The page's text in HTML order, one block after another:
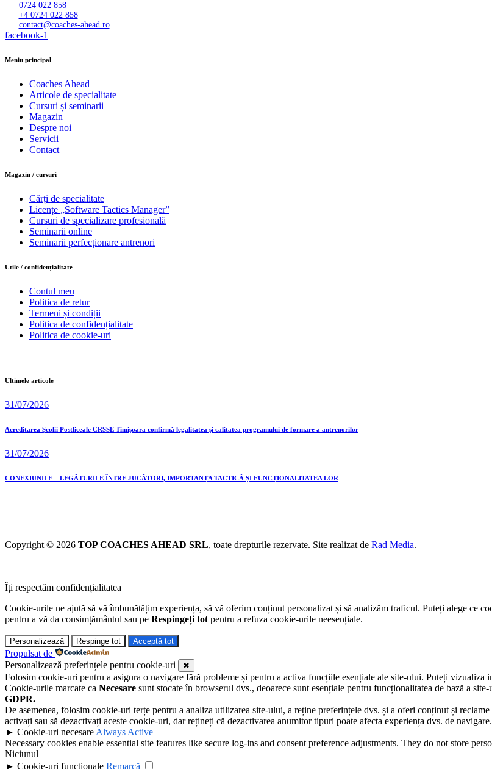
0724 022 858
+4 0724 022 858
contact@coaches-ahead.ro
facebook-1
Meniu principal
Coaches Ahead
Articole de specialitate
Cursuri și seminarii
Magazin
Despre noi
Servicii
Contact
Magazin / cursuri
Cărți de specialitate
Licențe „Software Tactics Manager”
Cursuri de specializare profesională
Seminarii online
Seminarii perfecționare antrenori
Utile / confidențialitate
Contul meu
Politica de retur
Termeni și condiții
Politica de confidențialitate
Politica de cookie-uri
Ultimele articole
31/07/2026
Acreditarea Școlii Postliceale CRSSE Timișoara confirmă legalitatea și calitatea programului de formare a antrenorilor
31/07/2026
CONEXIUNILE – LEGĂTURILE ÎNTRE JUCĂTORI, IMPORTANȚA TACTICĂ ȘI FUNCȚIONALITATEA LOR
Copyright © 2026 TOP COACHES AHEAD SRL, toate drepturile rezervate. Site realizat de Rad Media.
Îți respectăm confidențialitatea
Cookie-urile ne ajută să vă îmbunătățim experiența, să vă oferim conținut personalizat și să analizăm traficul. Puteți alege ce
pentru a vă da consimțământul sau pe Respingeți tot pentru a refuza cookie-urile neesențiale.
Personalizează Respinge tot Acceptă tot
Propulsat de
Personalizează preferințele pentru cookie-uri
✖
Folosim cookie-uri pentru a asigura o navigare fără probleme și pentru a activa funcțiile esențiale ale site-ului. Puteți vizualiza
Cookie-urile marcate ca Necesare sunt stocate în browserul dvs., deoarece sunt esențiale pentru funcționalitatea de bază a site-
GDPR.
De asemenea, folosim cookie-uri terțe pentru a analiza utilizarea site-ului, a reține preferințele dvs. și a oferi conținut și
activați sau să dezactivați aceste cookie-uri, dar rețineți că dezactivarea anumitor tipuri poate afecta experiența dvs. de navigare.
► Cookie-uri necesare Always Active
Necessary cookies enable essential site features like secure log-ins and consent preference adjustments. They do not store
Niciunul
► Cookie-uri funcționale Remarcă